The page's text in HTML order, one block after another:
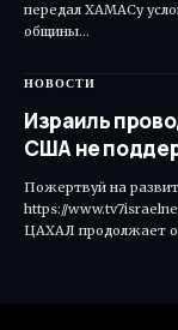
передал ХАМАСу
общины…
НОВОСТИ
Израиль
США не
Пожертвуй на
https://
ЦАХАЛ продолжает